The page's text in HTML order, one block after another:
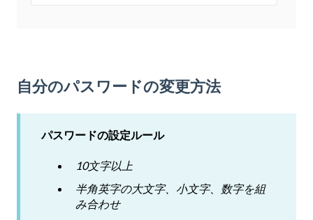
自分のパスワードの変更方法
パスワードの設定ルール
10文字以上
半角英字の大文字、小文字、数字を組
み合わせ